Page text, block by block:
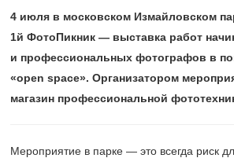
4 июля в московском Измайловском
1й ФотоПикник — выставка работ
и профессиональных фотографов в
«open space». Организатором
магазин профессиональной
Мероприятие в парке — это всегда риск